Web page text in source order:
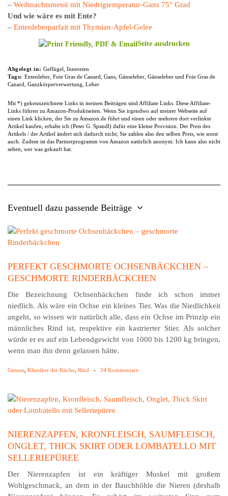
– Weihnachtsmenü mit Niedrigtemperatur-Gans 75° Grad
Und wie wäre es mit Ente?
– Entenleberparfait mit Thymian-Apfel-Gelee
Seite ausdrucken
Abgelegt in: Geflügel Innereien
Tags: Entenleber, Foie Gras de Canard Gans, Gänseleber, Gänseleber und Foie Gras de
Canard Ganzkörperverwertung Leber
Mit *) gekennzeichnete Links in meinen Beiträgen sind Affiliate Links. Diese Affiliate-
Links führen zu Amazon-Produktseiten. Wenn Sie irgendwo auf meiner Webseite auf
einen Link klicken, der Sie zu Amazon.de führt und einen oder mehrere dort verlinkte
Artikel kaufen, erhalte ich (Peter G. Spandl) dafür eine kleine Provision. Der Preis des
Artikels / der Artikel ändert sich dadurch nicht; Sie zahlen also den selben Preis, wie sonst
auch. Zudem ist das Partnerprogramm von Amazon natürlich anonym: Ich kann also nicht
sehen, wer was gekauft hat.
Eventuell dazu passende Beiträge
PERFEKT GESCHMORTE OCHSENBÄCKCHEN –
GESCHMORTE RINDERBÄCKCHEN
Die Bezeichnung Ochsenbäckchen finde ich schon immer
niedlich. Als wäre ein Ochse ein kleines Tier. Was die Niedlichkeit
angeht, so wissen wir natürlich alle, dass ein Ochse im Prinzip ein
männliches Rind ist, respektive ein kastrierter Stier. Als solcher
würde er es auf ein Lebendgewicht von 1000 bis 1200 kg bringen,
wenn man ihn denn gelassen hätte.
Genuss Klassiker der Küche Rind - 34 Kommentare
NIERENZAPFEN, KRONFLEISCH, SAUMFLEISCH,
ONGLET, THICK SKIRT ODER LOMBATELLO MIT
SELLERIEPÜREE
Der Nierenzapfen ist ein kräftiger Muskel mit großem
Wohlgeschmack, an dem in der Bauchhöhle die Nieren (deshalb